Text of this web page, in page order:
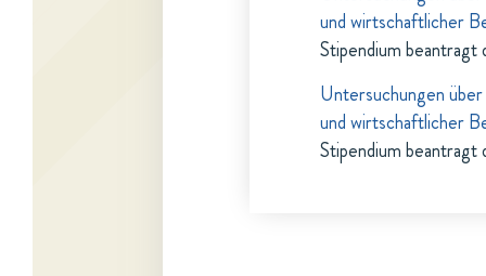
und wirtschaftlicher
Stipendium beantragt
Untersuchungen
und wirtschaftlicher
Stipendium beantragt